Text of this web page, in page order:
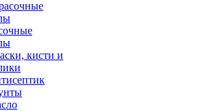
кисти и